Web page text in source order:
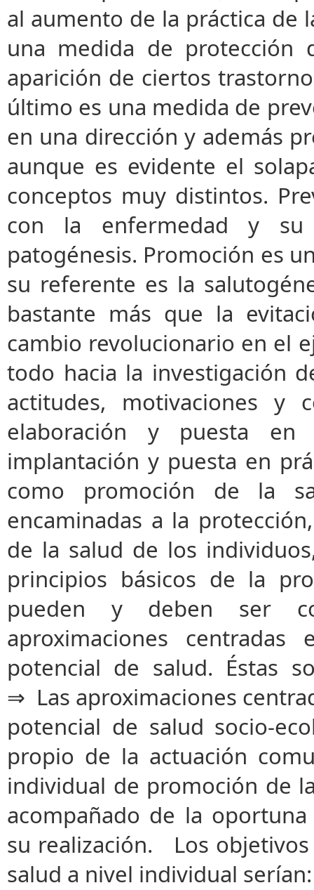
al aumento de la práctica de
una medida de protección
aparición de ciertos
último es una medida de
en una dirección y además
aunque es evidente el
conceptos muy distintos.
con la enfermedad y
patogénesis. Promoción es
su referente es la
bastante más que la
cambio revolucionario en el
todo hacia la investigación
actitudes, motivaciones y
elaboración y puesta
implantación y puesta en
como promoción de la
encaminadas a la
de la salud de los
principios básicos de la
pueden y deben ser
aproximaciones
potencial de salud. Éstas
⇒ Las aproximaciones
potencial de salud socio-
propio de la actuación
individual de promoción de
acompañado de la
su realización. Los
salud a nivel individual